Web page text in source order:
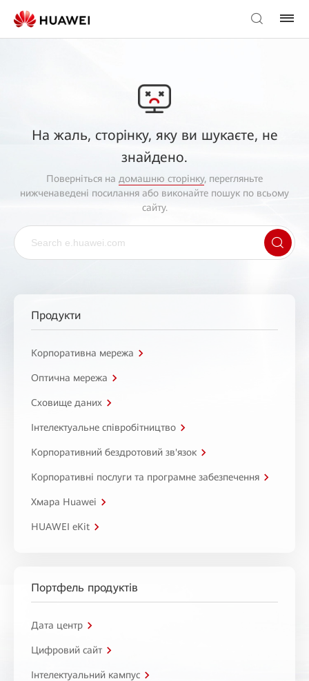
На жаль, сторінку, яку ви шукаєте, не
знайдено.
Поверніться на домашню сторінку, перегляньте
нижченаведені посилання або виконайте пошук по всьому
сайту.
Продукти
Корпоративна мережа
Оптична мережа
Сховище даних
Інтелектуальне співробітництво
Корпоративний бездротовий зв'язок
Корпоративні послуги та програмне забезпечення
Хмара Huawei
HUAWEI eKit
Портфель продуктів
Дата центр
Цифровий сайт
Інтелектуальний кампус